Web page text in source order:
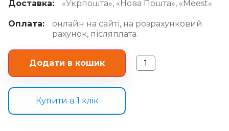
Доставка: «Укрпошта», «Нова Пошта», «Meest».
Оплата:
онлайн на сайті, на розрахунковий
рахунок, післяплата.
Додати в кошик
Купити в 1 клiк